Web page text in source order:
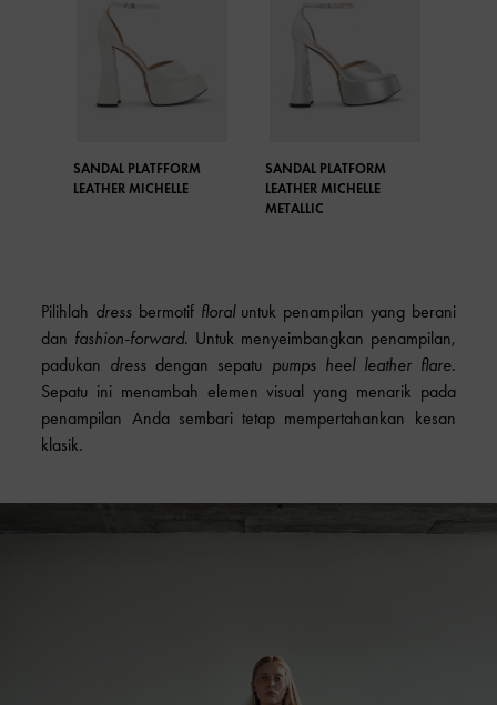
SANDAL PLATFFORM
LEATHER MICHELLE
SANDAL PLATFORM
LEATHER MICHELLE
METALLIC
Pilihlah dress bermotif floraluntuk penampilan yang berani
dan fashion-forward. Untuk menyeimbangkan penampilan,
padukan dress dengan sepatu pumps heel leather flare.
Sepatu ini menambah elemen visual yang menarik pada
penampilan Anda sembari tetap mempertahankan kesan
klasik.